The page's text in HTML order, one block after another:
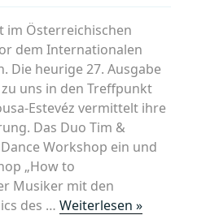
im Österreichischen
dem Internationalen
Die heurige 27. Ausgabe
uns in den Treffpunkt
Estevéz vermittelt ihre
Das Duo Tim &
Workshop ein und
„How to
Musiker mit den
des … Weiterlesen »„27.